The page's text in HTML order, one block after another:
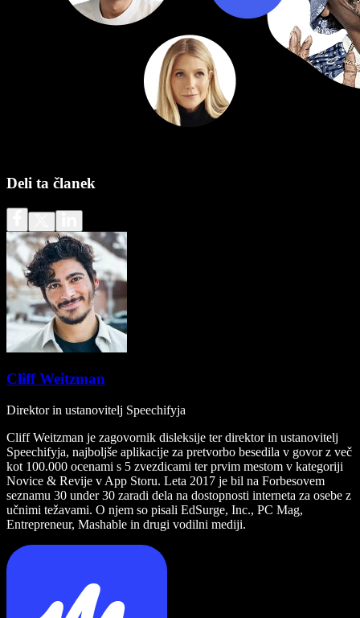
Deli ta članek
Cliff Weitzman
Direktor in ustanovitelj Speechifyja
Cliff Weitzman je zagovornik disleksije ter direktor in ustanovitelj
Speechifyja, najboljše aplikacije za pretvorbo besedila v govor z več
kot 100.000 ocenami s 5 zvezdicami ter prvim mestom v kategoriji
Novice & Revije v App Storu. Leta 2017 je bil na Forbesovem
seznamu 30 under 30 zaradi dela na dostopnosti interneta za osebe z
učnimi težavami. O njem so pisali EdSurge, Inc., PC Mag,
Entrepreneur, Mashable in drugi vodilni mediji.